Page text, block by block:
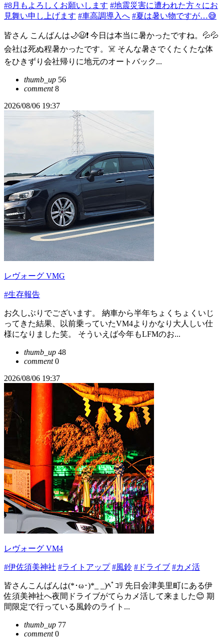
#8月もよろしくお願いします #地震災害に遭われた方々にお
見舞い申し上げます #車高調導入へ #夏は暑い物ですが…😅
皆さん こんばんは🌙😃❗ 今日は本当に暑かったですね。💦💦
会社は死ぬ程暑かったです。☠️ そんな暑さでくたくたな体
をひきずり会社帰りに地元のオートバック...
thumb_up 56
comment8
2026/08/06 19:37
レヴォーグ VMG
#生存報告
お久しぶりでございます。 納車から半年ちょくちょくいじ
ってきた結果、以前乗っていたVM4よりかなり大人しい仕
様になりました笑。 そういえば今年もLFMのお...
thumb_up 48
comment0
2026/08/06 19:37
レヴォーグ VM4
#伊佐須美神社 #ライトアップ #風鈴 #ドライブ #カメ活
皆さんこんばんは(*･ω･)*_ _)ﾍﾟｺﾘ 先日会津美里町にある伊
佐須美神社へ夜間ドライブがてらカメ活して来ました😊 期
間限定で行っている風鈴のライト...
thumb_up 77
comment0